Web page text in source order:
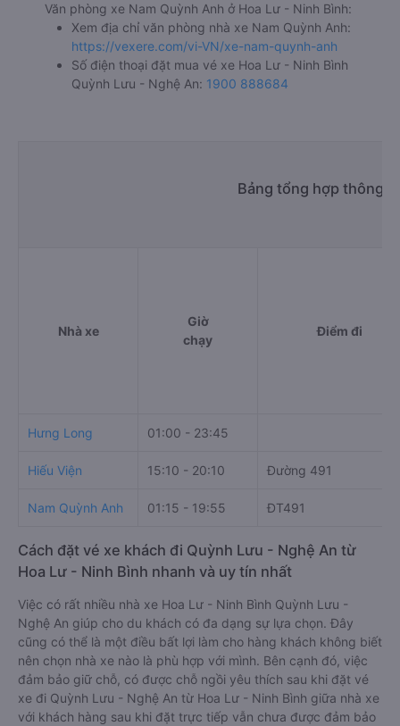
Văn phòng xe Nam Quỳnh Anh ở Hoa Lư - Ninh Bình:
Xem địa chỉ văn phòng nhà xe Nam Quỳnh Anh:
https://vexere.com/vi-VN/xe-nam-quynh-anh
Số điện thoại đặt mua vé xe Hoa Lư - Ninh Bình
Quỳnh Lưu - Nghệ An: 1900 888684
Bảng tổng hợp thông
Nhà xe
Giờ
chạy
Điểm đi
Hưng Long 01:00 - 23:45
Hiếu Viện 15:10 - 20:10 Đường 491
Nam Quỳnh Anh 01:15 - 19:55 ĐT491
Cách đặt vé xe khách đi Quỳnh Lưu - Nghệ An từ
Hoa Lư - Ninh Bình nhanh và uy tín nhất
Việc có rất nhiều nhà xe Hoa Lư - Ninh Bình Quỳnh Lưu -
Nghệ An giúp cho du khách có đa dạng sự lựa chọn. Đây
cũng có thể là một điều bất lợi làm cho hàng khách không biết
nên chọn nhà xe nào là phù hợp với mình. Bên cạnh đó, việc
đảm bảo giữ chỗ, có được chỗ ngồi yêu thích sau khi đặt vé
xe đi Quỳnh Lưu - Nghệ An từ Hoa Lư - Ninh Bình giữa nhà xe
với khách hàng sau khi đặt trực tiếp vẫn chưa được đảm bảo